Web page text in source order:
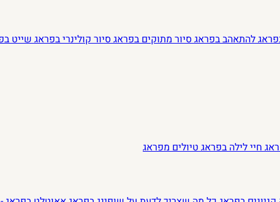
להתאהב בפראגסיור מתוקים בפראגסיור קולינרי בפראגשייט
חיי לילה בפראגטיולים מפראג